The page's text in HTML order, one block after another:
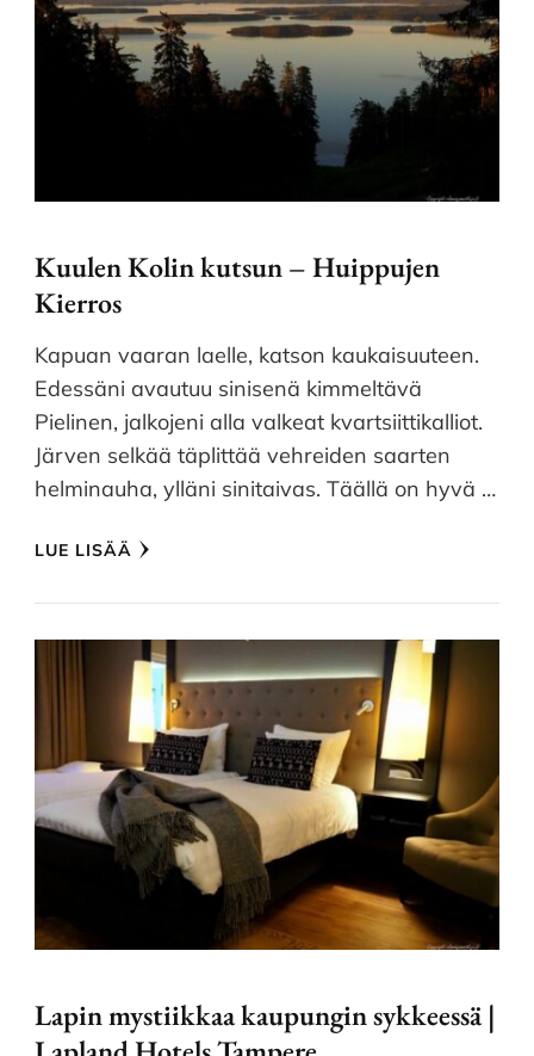
Kuulen Kolin kutsun – Huippujen
Kierros
Kapuan vaaran laelle, katson kaukaisuuteen.
Edessäni avautuu sinisenä kimmeltävä
Pielinen, jalkojeni alla valkeat kvartsiittikalliot.
Järven selkää täplittää vehreiden saarten
helminauha, ylläni sinitaivas. Täällä on hyvä …
LUE LISÄÄ
Lapin mystiikkaa kaupungin sykkeessä |